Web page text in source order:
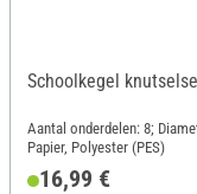
Schoolkegel
Aantal onderdelen: 8;
Papier, Polyester (PES)
16,99 €